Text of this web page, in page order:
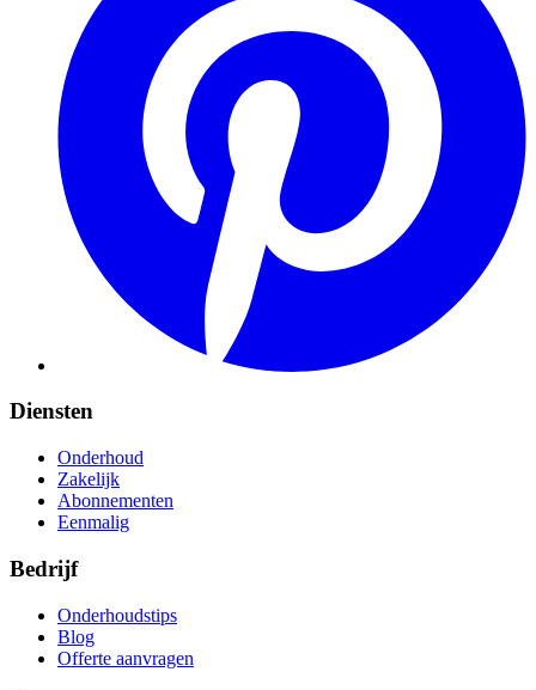
Diensten
Onderhoud
Zakelijk
Abonnementen
Eenmalig
Bedrijf
Onderhoudstips
Blog
Offerte aanvragen